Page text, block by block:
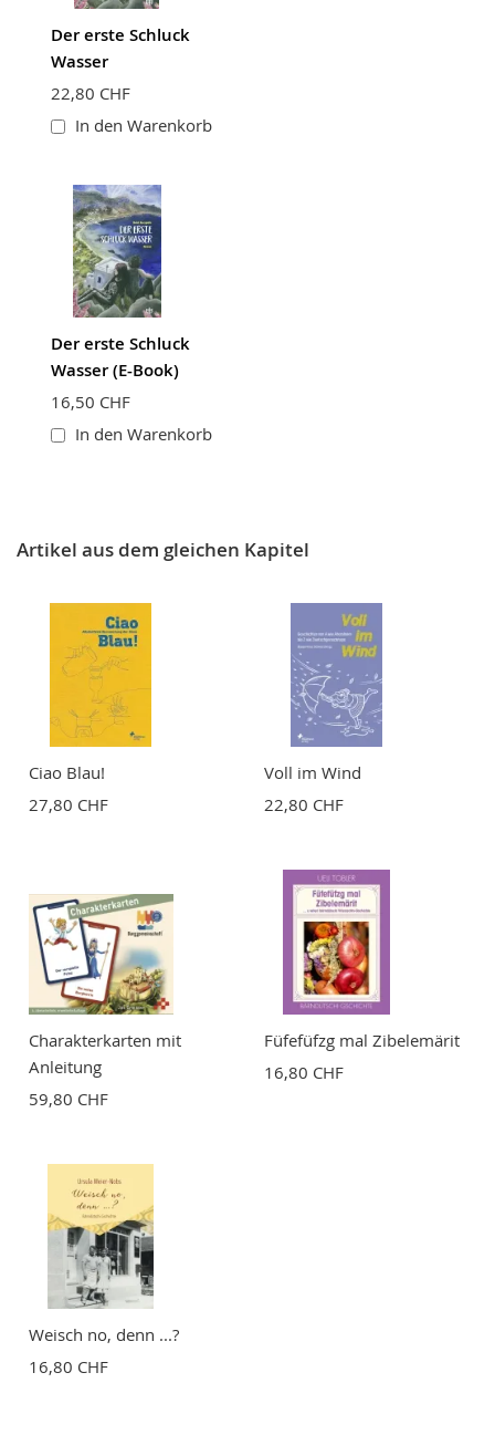
Der erste Schluck
Wasser
22,80 CHF
In den Warenkorb
Der erste Schluck
Wasser (E-Book)
16,50 CHF
In den Warenkorb
Artikel aus dem gleichen Kapitel
Ciao Blau!
27,80 CHF
Voll im Wind
22,80 CHF
Charakterkarten mit
Anleitung
59,80 CHF
Füfefüfzg mal Zibelemärit
16,80 CHF
Weisch no, denn ...?
16,80 CHF